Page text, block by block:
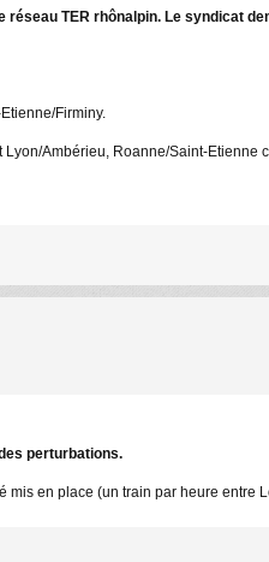
TER rhônalpin. Le syndicat
Firminy.
Ambérieu, Roanne/Saint-Etienne
perturbations.
en place (un train par heure entre